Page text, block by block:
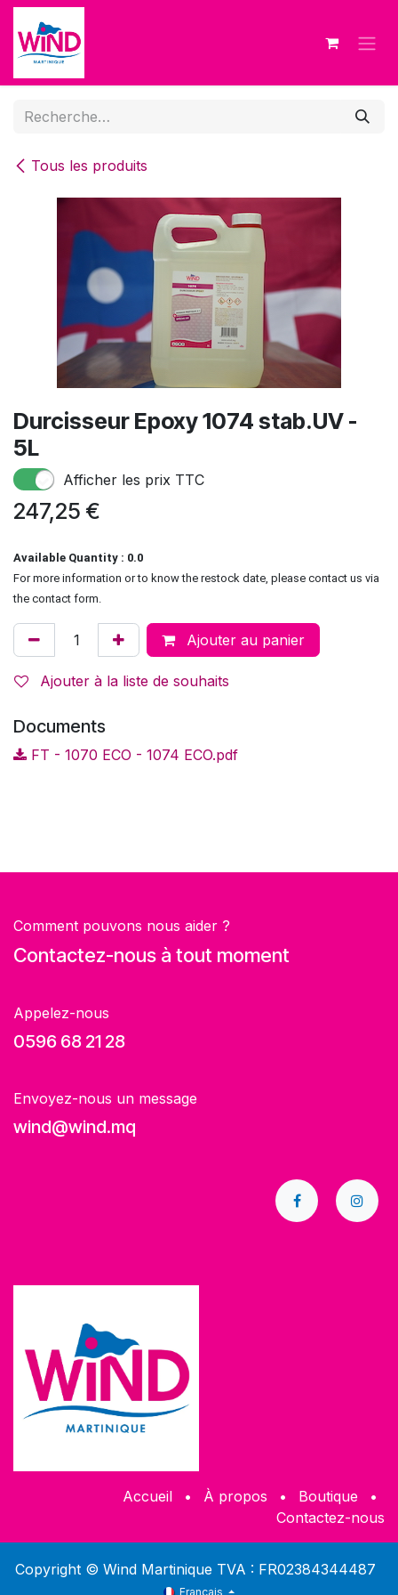
Se rendre au contenu
Tous les produits
Durcisseur Epoxy 1074 stab.UV -
5L
Afficher les prix TTC
247,25 €
Available Quantity : 0.0
For more information or to know the restock date, please contact us via
the contact form.
Ajouter au panier
Ajouter à la liste de souhaits
Documents
FT - 1070 ECO - 1074 ECO.pdf
Comment pouvons nous aider ?
Contactez-nous à tout moment
Appelez-nous
0596 68 21 28
Envoyez-nous un message
wind@wind.mq
Accueil • À propos • ​Boutique
•
Contactez-nous
Copyright © Wind Martinique TVA : FR02384344487
Français